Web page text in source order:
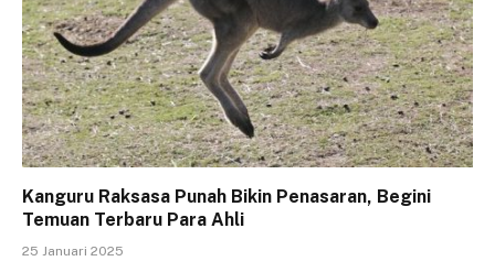
Kanguru Raksasa Punah Bikin Penasaran, Begini
Temuan Terbaru Para Ahli
25 Januari 2025